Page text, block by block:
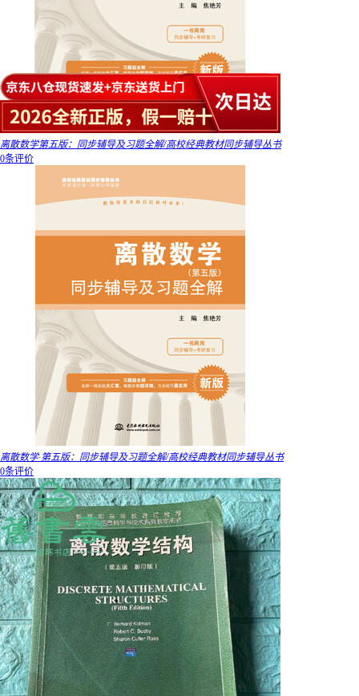
离散数学第五版：同步辅导及习题全解/高校经典教材同步辅导丛书
0条评价
离散数学·第五版：同步辅导及习题全解/高校经典教材同步辅导丛书
0条评价